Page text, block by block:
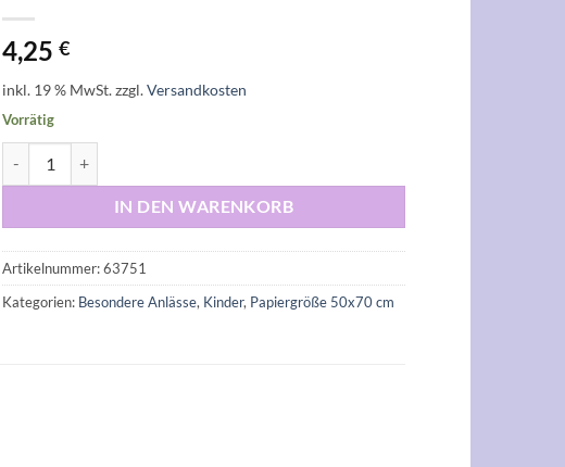
4,25€
inkl. 19 % MwSt.zzgl.Versandkosten
Vorrätig
IN DEN WARENKORB
Artikelnummer:63751
Kategorien: Besondere Anlässe, Kinder, Papiergröße 50x70 cm